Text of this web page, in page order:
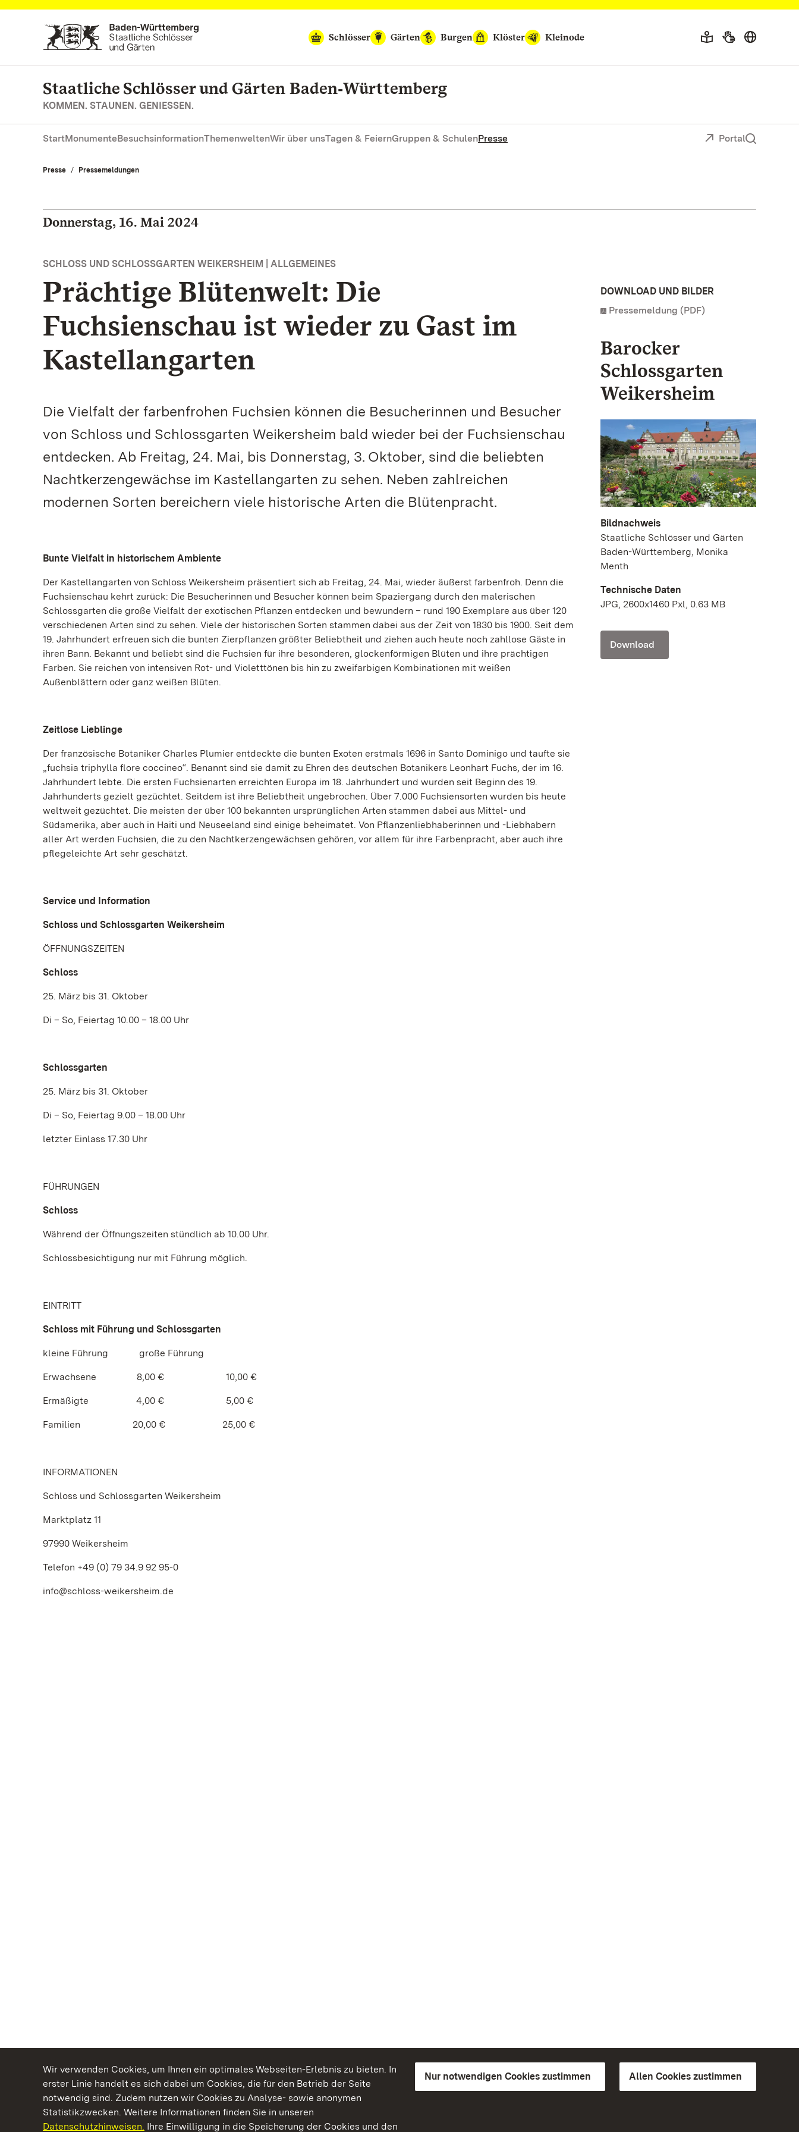
Wir verwenden Cookies, um Ihnen ein optimales Webseiten-Erlebnis zu bieten. In
erster Linie handelt es sich dabei um Cookies, die für den Betrieb der Seite
notwendig sind. Zudem nutzen wir Cookies zu Analyse- sowie anonymen
Statistikzwecken. Weitere Informationen finden Sie in unseren
Datenschutzhinweisen. Ihre Einwilligung in die Speicherung der Cookies und den
Nur notwendigen Cookies zustimmen Allen Cookies zustimmen
Zum Hauptinhalt springen
Schlösser
Gärten Burgen Klöster Kleinode
Staatliche Schlösser und Gärten Baden‑Württemberg
KOMMEN. STAUNEN. GENIESSEN.
StartMonumenteBesuchsinformationThemenweltenWir über unsTagen & FeiernGruppen & SchulenPresse Portal
Presse Pressemeldungen
Donnerstag, 16. Mai 2024
SCHLOSS UND SCHLOSSGARTEN WEIKERSHEIM | ALLGEMEINES
Prächtige Blütenwelt: Die
Fuchsienschau ist wieder zu Gast im
Kastellangarten
Die Vielfalt der farbenfrohen Fuchsien können die Besucherinnen und Besucher
von Schloss und Schlossgarten Weikersheim bald wieder bei der Fuchsienschau
entdecken. Ab Freitag, 24. Mai, bis Donnerstag, 3. Oktober, sind die beliebten
Nachtkerzengewächse im Kastellangarten zu sehen. Neben zahlreichen
modernen Sorten bereichern viele historische Arten die Blütenpracht.
Bunte Vielfalt in historischem Ambiente
Der Kastellangarten von Schloss Weikersheim präsentiert sich ab Freitag, 24. Mai, wieder äußerst farbenfroh. Denn die
Fuchsienschau kehrt zurück: Die Besucherinnen und Besucher können beim Spaziergang durch den malerischen
Schlossgarten die große Vielfalt der exotischen Pflanzen entdecken und bewundern – rund 190 Exemplare aus über 120
verschiedenen Arten sind zu sehen. Viele der historischen Sorten stammen dabei aus der Zeit von 1830 bis 1900. Seit dem
19. Jahrhundert erfreuen sich die bunten Zierpflanzen größter Beliebtheit und ziehen auch heute noch zahllose Gäste in
ihren Bann. Bekannt und beliebt sind die Fuchsien für ihre besonderen, glockenförmigen Blüten und ihre prächtigen
Farben. Sie reichen von intensiven Rot- und Violetttönen bis hin zu zweifarbigen Kombinationen mit weißen
Außenblättern oder ganz weißen Blüten.
Zeitlose Lieblinge
Der französische Botaniker Charles Plumier entdeckte die bunten Exoten erstmals 1696 in Santo Dominigo und taufte sie
„fuchsia triphylla flore coccineo“. Benannt sind sie damit zu Ehren des deutschen Botanikers Leonhart Fuchs, der im 16.
Jahrhundert lebte. Die ersten Fuchsienarten erreichten Europa im 18. Jahrhundert und wurden seit Beginn des 19.
Jahrhunderts gezielt gezüchtet. Seitdem ist ihre Beliebtheit ungebrochen. Über 7.000 Fuchsiensorten wurden bis heute
weltweit gezüchtet. Die meisten der über 100 bekannten ursprünglichen Arten stammen dabei aus Mittel- und
Südamerika, aber auch in Haiti und Neuseeland sind einige beheimatet. Von Pflanzenliebhaberinnen und -Liebhabern
aller Art werden Fuchsien, die zu den Nachtkerzengewächsen gehören, vor allem für ihre Farbenpracht, aber auch ihre
pflegeleichte Art sehr geschätzt.
Service und Information
Schloss und Schlossgarten Weikersheim
ÖFFNUNGSZEITEN
Schloss
25. März bis 31. Oktober
Di – So, Feiertag 10.00 – 18.00 Uhr
Schlossgarten
25. März bis 31. Oktober
Di – So, Feiertag 9.00 – 18.00 Uhr
letzter Einlass 17.30 Uhr
FÜHRUNGEN
Schloss
Während der Öffnungszeiten stündlich ab 10.00 Uhr.
Schlossbesichtigung nur mit Führung möglich.
EINTRITT
Schloss mit Führung und Schlossgarten
kleine Führung große Führung
Erwachsene 8,00 € 10,00 €
Ermäßigte 4,00 € 5,00 €
Familien 20,00 € 25,00 €
INFORMATIONEN
Schloss und Schlossgarten Weikersheim
Marktplatz 11
97990 Weikersheim
Telefon +49 (0) 79 34.9 92 95-0
info@schloss-weikersheim.de
DOWNLOAD UND BILDER
Pressemeldung (PDF)
Barocker
Schlossgarten
Weikersheim
Bildnachweis
Staatliche Schlösser und Gärten
Baden-Württemberg, Monika
Menth
Technische Daten
JPG, 2600x1460 Pxl, 0.63 MB
Download